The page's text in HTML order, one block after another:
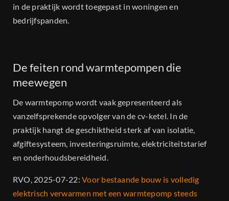
in de praktijk wordt toegepast in woningen en
bedrijfspanden.
De feiten rond warmtepompen die
meewegen
De warmtepomp wordt vaak gepresenteerd als
vanzelfsprekende opvolger van de cv-ketel. In de
praktijk hangt de geschiktheid sterk af van isolatie,
afgiftesysteem, investeringsruimte, elektriciteitstarief
en onderhoudsbereidheid.
RVO, 2025-07-22:Voor bestaande bouw is volledig
elektrisch verwarmen met een warmtepomp steeds